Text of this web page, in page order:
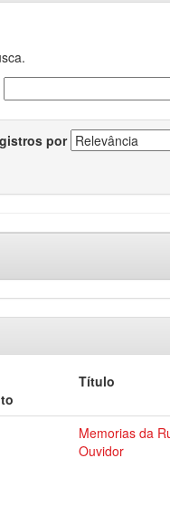
por
Título
Memorias da
Ouvidor